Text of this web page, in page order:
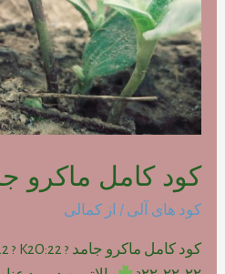
کود کامل ماکرو
کود های آلی / از کمالی